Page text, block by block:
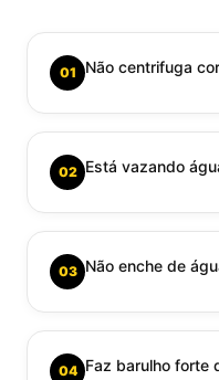
01 Não centrifuga
02 Está vazando
03 Não enche de
04 Faz barulho forte